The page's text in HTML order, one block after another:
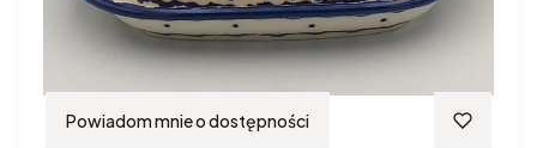
Powiadom mnie o dostępności